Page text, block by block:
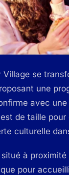
Village se
une
avec une
est de taille
culturelle
à
pour